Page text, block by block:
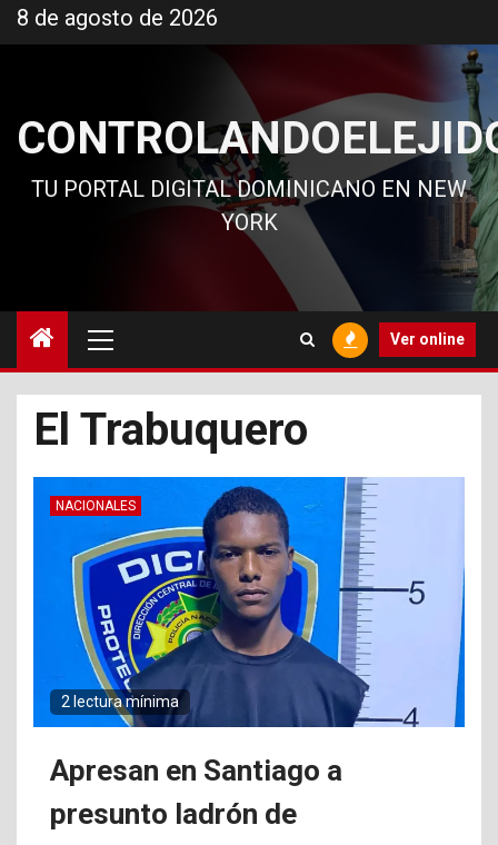
al
8 de agosto de 2026
TU PORTAL DIGITAL DOMINICANO EN NEW
YORK
principal
Ver online
El Trabuquero
NACIONALES
2 lectura mínima
Apresan en Santiago a
presunto ladrón de